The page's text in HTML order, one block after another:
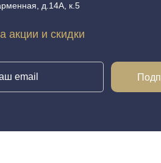
д.14А, к.5
акции и скидки